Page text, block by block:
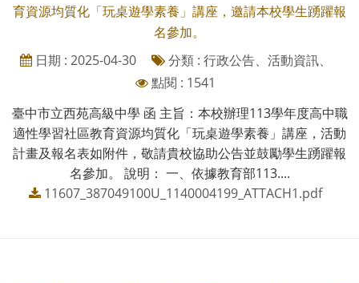
育資源均質化「玩桌遊學素養」講座，邀請本校學生踴躍報
名參加。
日期 : 2025-04-30
分類 : 行政公告、活動資訊、
點閱 : 1541
臺中市立西苑高級中學 函 主旨：本校辦理113學年度高中職
適性學習社區教育資源均質化「玩桌遊學素養」講座，活動
計畫及報名表如附件，敬請貴校協助公告並鼓勵學生踴躍報
名參加。 說明： 一、依據教育部113....
11607_387049100U_1140004199_ATTACH1.pdf